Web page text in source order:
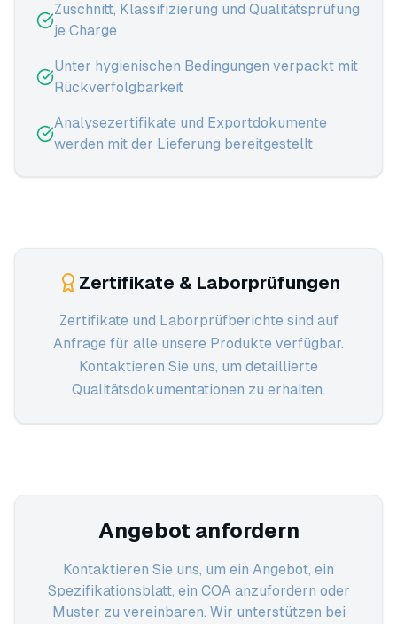
Zuschnitt, Klassifizierung und Qualitätsprüfung
je Charge
Unter hygienischen Bedingungen verpackt mit
Rückverfolgbarkeit
Analysezertifikate und Exportdokumente
werden mit der Lieferung bereitgestellt
Zertifikate & Laborprüfungen
Zertifikate und Laborprüfberichte sind auf
Anfrage für alle unsere Produkte verfügbar.
Kontaktieren Sie uns, um detaillierte
Qualitätsdokumentationen zu erhalten.
Angebot anfordern
Kontaktieren Sie uns, um ein Angebot, ein
Spezifikationsblatt, ein COA anzufordern oder
Muster zu vereinbaren. Wir unterstützen bei